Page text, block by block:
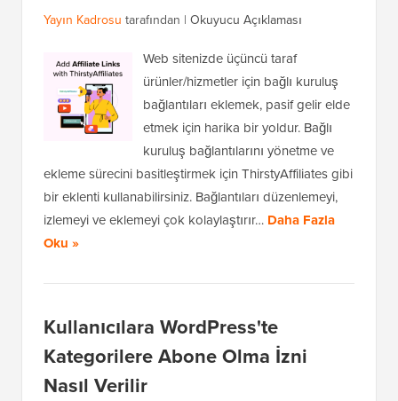
Yayın Kadrosu tarafından | Okuyucu Açıklaması
Web sitenizde üçüncü taraf
ürünler/hizmetler için bağlı kuruluş
bağlantıları eklemek, pasif gelir elde
etmek için harika bir yoldur. Bağlı
kuruluş bağlantılarını yönetme ve
ekleme sürecini basitleştirmek için ThirstyAffiliates gibi
bir eklenti kullanabilirsiniz. Bağlantıları düzenlemeyi,
izlemeyi ve eklemeyi çok kolaylaştırır… Daha Fazla
Oku »
Kullanıcılara WordPress'te
Kategorilere Abone Olma İzni
Nasıl Verilir